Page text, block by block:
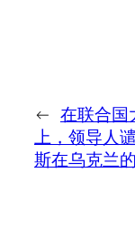
← 在联合国
上，领导人
斯在乌克兰